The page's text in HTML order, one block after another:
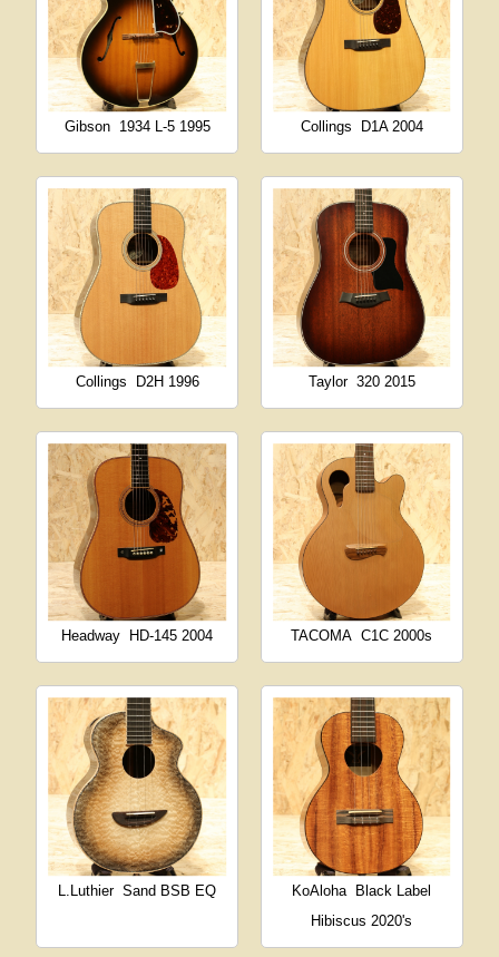
Gibson 1934 L-5 1995 Collings D1A 2004
Collings D2H 1996 Taylor 320 2015
Headway HD-145 2004 TACOMA C1C 2000s
L.Luthier Sand BSB EQ KoAloha
Black Label
Hibiscus 2020's